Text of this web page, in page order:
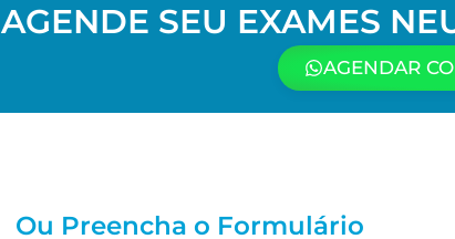
AGENDE SEU EXAMES
AGENDAR
Ou Preencha o Formulário